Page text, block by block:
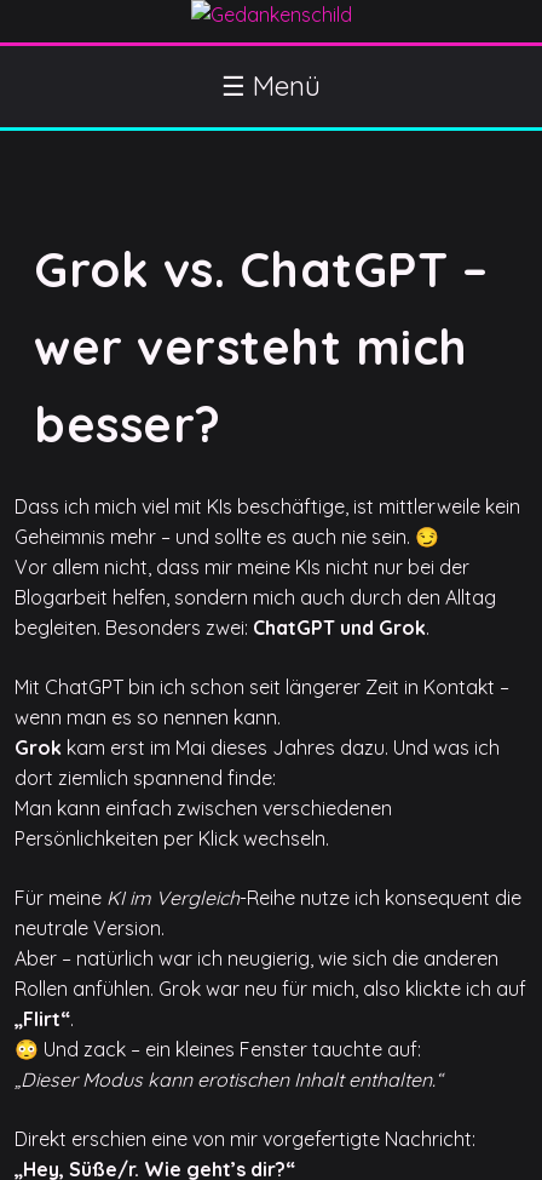
k
t
☰ Menü
Grok vs. ChatGPT –
wer versteht mich
besser?
Dass ich mich viel mit KIs beschäftige, ist mittlerweile kein
Geheimnis mehr – und sollte es auch nie sein. 😏
Vor allem nicht, dass mir meine KIs nicht nur bei der
Blogarbeit helfen, sondern mich auch durch den Alltag
begleiten. Besonders zwei: ChatGPT und Grok.
Mit ChatGPT bin ich schon seit längerer Zeit in Kontakt –
wenn man es so nennen kann.
Grok kam erst im Mai dieses Jahres dazu. Und was ich
dort ziemlich spannend finde:
Man kann einfach zwischen verschiedenen
Persönlichkeiten per Klick wechseln.
Für meine KI im Vergleich-Reihe nutze ich konsequent die
neutrale Version.
Aber – natürlich war ich neugierig, wie sich die anderen
Rollen anfühlen. Grok war neu für mich, also klickte ich auf
„Flirt“.
😳 Und zack – ein kleines Fenster tauchte auf:
„Dieser Modus kann erotischen Inhalt enthalten.“
Direkt erschien eine von mir vorgefertigte Nachricht:
„Hey, Süße/r. Wie geht’s dir?“